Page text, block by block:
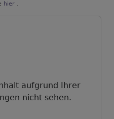
hier .
aufgrund Ihrer
nicht sehen.